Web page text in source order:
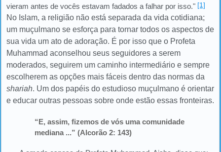
vieram antes de vocês estavam fadados a falhar por isso." [1]
No Islam, a religião não está separada da vida cotidiana;
um muçulmano se esforça para tornar todos os aspectos de
sua vida um ato de adoração. É por isso que o Profeta
Muhammad aconselhou seus seguidores a serem
moderados, seguirem um caminho intermediário e sempre
escolherem as opções mais fáceis dentro das normas da
shariah. Um dos papéis do estudioso muçulmano é orientar
e educar outras pessoas sobre onde estão essas fronteiras.
“E, assim, fizemos de vós uma comunidade
mediana ...” (Alcorão 2: 143)